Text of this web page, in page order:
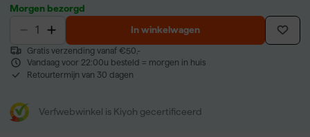
Morgen bezorgd
In winkelwagen
Gratis verzending vanaf €50,-
Vandaag voor 22:00u besteld = morgen in huis
Retourtermijn van 30 dagen
Verfwebwinkel is Kiyoh gecertificeerd